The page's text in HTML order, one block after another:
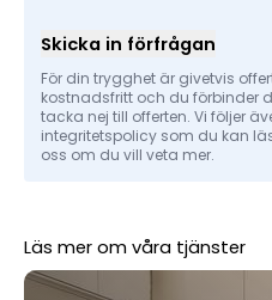
Skicka in förfrågan
För din trygghet är givetvis
kostnadsfritt och du förbinder
tacka nej till offerten. Vi följer
integritetspolicy som du kan
oss om du vill veta mer.
Läs mer om våra tjänster